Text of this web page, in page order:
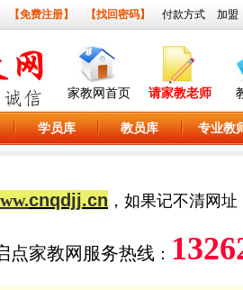
【免费注册】 【找回密码】 付款方式 加盟
家教网首页 请家教老师
学员库 教员库 专业教
cnqdjj.cn ，如果记不清网
点家教网服务热线：